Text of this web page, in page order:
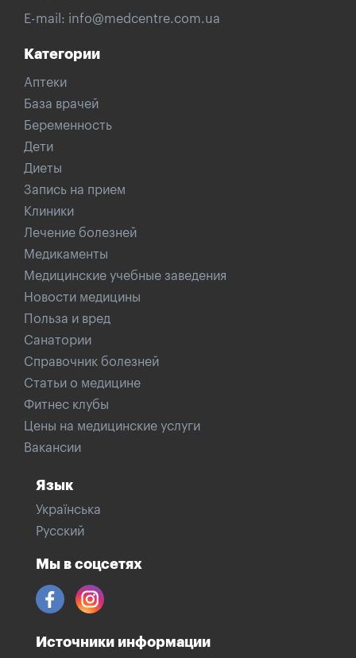
E-mail: info@medcentre.com.ua
Категории
Аптеки
База врачей
Беременность
Дети
Диеты
Запись на прием
Клиники
Лечение болезней
Медикаменты
Медицинские учебные заведения
Новости медицины
Польза и вред
Санатории
Справочник болезней
Статьи о медицине
Фитнес клубы
Цены на медицинские услуги
Вакансии
Язык
Українська
Русский
Мы в соцсетях
Источники информации